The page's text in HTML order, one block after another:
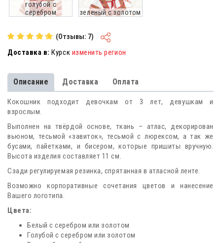
голубой с
серебром
зеленый с золотом
(Отзывы: 7)
Доставка в: Курск изменить регион
Описание Доставка Оплата
Кокошник подходит девочкам от 3 лет, девушкам и
взрослым.
Выполнен на твёрдой основе, ткань – атлас, декорирован
вьюном, тесьмой «завиток», тесьмой с люрексом, а так же
бусами, пайетками, и бисером, которые пришиты вручную.
Высота изделия составляет 11 см.
Сзади регулируемая резинка, спрятанная в атласной ленте.
Возможно корпоративные сочетания цветов и нанесение
Вашего логотипа.
Цвета:
Белый с серебром или золотом
Голубой с серебром или золотом